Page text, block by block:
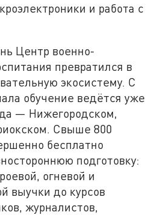
и работа с
Центр военно-
превратился в
экосистему. С
обучение ведётся уже
— Нижегородском,
Свыше 800
бесплатно
подготовку:
огневой и
выучки до курсов
журналистов,